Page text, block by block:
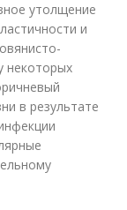
утолщение
и
некоторых
в результате